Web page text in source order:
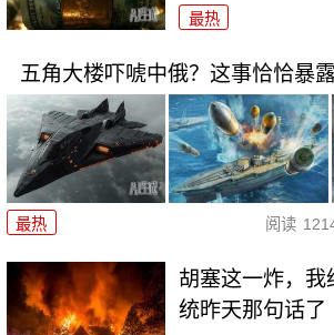
最热
五角大楼吓唬中俄？这事恰恰暴
最热 阅读
胡塞这一炸，
统昨天那句话了